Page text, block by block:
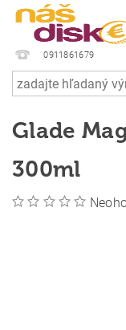
0911861679
Glade
300ml